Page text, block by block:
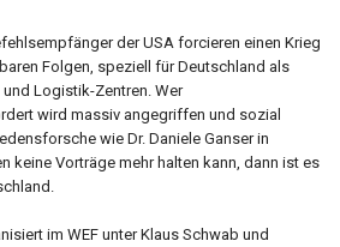
der USA forcieren einen Krieg
Folgen, speziell für Deutschland als
Logistik-Zentren. Wer
wird massiv angegriffen und sozial
wie Dr. Daniele Ganser in
keine Vorträge mehr halten kann, dann ist es
im WEF unter Klaus Schwab und